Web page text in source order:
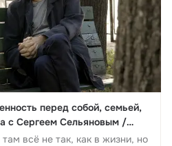
перед собой, семьей,
с Сергеем Сельяновым /
всё не так, как в жизни, но